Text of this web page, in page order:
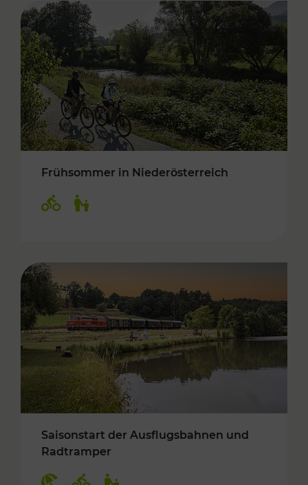
Frühsommer in Niederösterreich
Saisonstart der Ausflugsbahnen und
Radtramper